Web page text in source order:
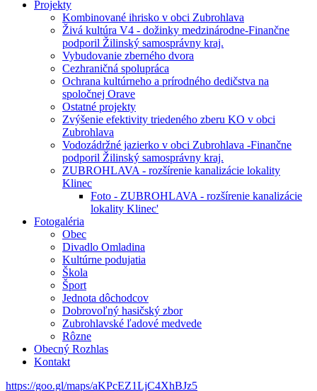
Projekty
Kombinované ihrisko v obci Zubrohlava
Živá kultúra V4 - dožinky medzinárodne-Finančne
podporil Žilinský samosprávny kraj.
Vybudovanie zberného dvora
Cezhraničná spolupráca
Ochrana kultúrneho a prírodného dedičstva na
spoločnej Orave
Ostatné projekty
Zvýšenie efektivity triedeného zberu KO v obci
Zubrohlava
Vodozádržné jazierko v obci Zubrohlava -Finančne
podporil Žilinský samosprávny kraj.
ZUBROHLAVA - rozšírenie kanalizácie lokality
Klinec
Foto - ZUBROHLAVA - rozšírenie kanalizácie
lokality Klinec'
Fotogaléria
Obec
Divadlo Omladina
Kultúrne podujatia
Škola
Šport
Jednota dôchodcov
Dobrovoľný hasičský zbor
Zubrohlavské ľadové medvede
Rôzne
Obecný Rozhlas
Kontakt
https://goo.gl/maps/aKPcEZ1LjC4XhBJz5